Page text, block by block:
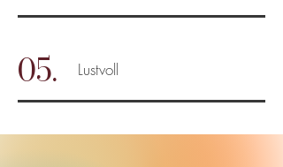
05. Lustvoll